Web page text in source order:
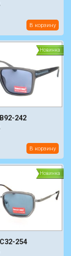
В корзину
Новинка
242
В корзину
Новинка
254